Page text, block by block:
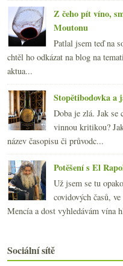
Z čeho pít víno,
Moutonu
Patlal jsem teď na
chtěl ho odkázat na blog na
aktua...
Stopětibodovka a
Doba je zlá. Jak se
vinnou kritikou?
název časopisu či průvodc...
Potěšení s El
Už jsem se tu
covidových časů,
Mencía a dost vyhledávám vína
Sociální sítě